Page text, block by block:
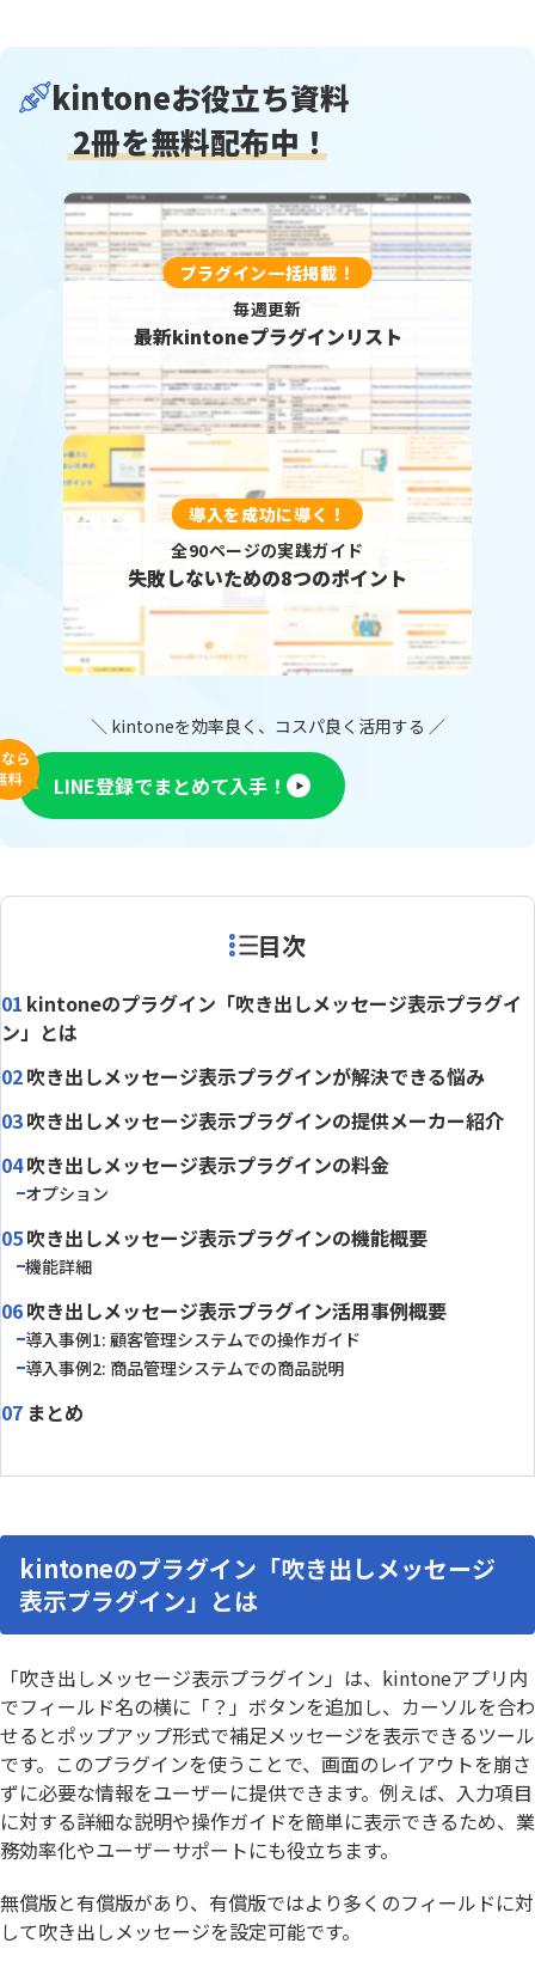
kintoneお役立ち資料
2冊を無料配布中！
プラグイン一括掲載！
毎週更新
最新kintoneプラグインリスト
導入を成功に導く！
全90ページの実践ガイド
失敗しないための8つのポイント
＼ kintoneを効率良く、コスパ良く活用する ／
ら
料
LINE登録でまとめて入手！
目次
kintoneのプラグイン「吹き出しメッセージ表示プラグイ
ン」とは
吹き出しメッセージ表示プラグインが解決できる悩み
吹き出しメッセージ表示プラグインの提供メーカー紹介
吹き出しメッセージ表示プラグインの料金
オプション
吹き出しメッセージ表示プラグインの機能概要
機能詳細
吹き出しメッセージ表示プラグイン活用事例概要
導入事例1: 顧客管理システムでの操作ガイド
導入事例2: 商品管理システムでの商品説明
まとめ
kintoneのプラグイン「吹き出しメッセージ
表示プラグイン」とは
「吹き出しメッセージ表示プラグイン」は、kintoneアプリ内
でフィールド名の横に「？」ボタンを追加し、カーソルを合わ
せるとポップアップ形式で補足メッセージを表示できるツール
です。このプラグインを使うことで、画面のレイアウトを崩さ
ずに必要な情報をユーザーに提供できます。例えば、入力項目
に対する詳細な説明や操作ガイドを簡単に表示できるため、業
務効率化やユーザーサポートにも役立ちます。
無償版と有償版があり、有償版ではより多くのフィールドに対
して吹き出しメッセージを設定可能です。